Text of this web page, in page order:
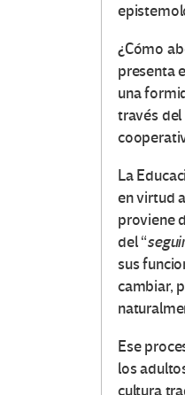
¿Cómo
presenta
una
través
La
en virtud
proviene
del “
sus
cambiar,
Ese
los